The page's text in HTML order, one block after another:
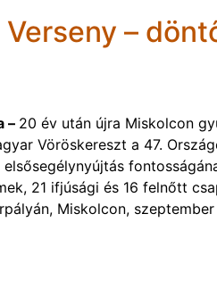
–
– 20 év után újra Miskolcon
Vöröskereszt a 47.
21 ifjúsági és 16 felnőtt
Miskolcon,